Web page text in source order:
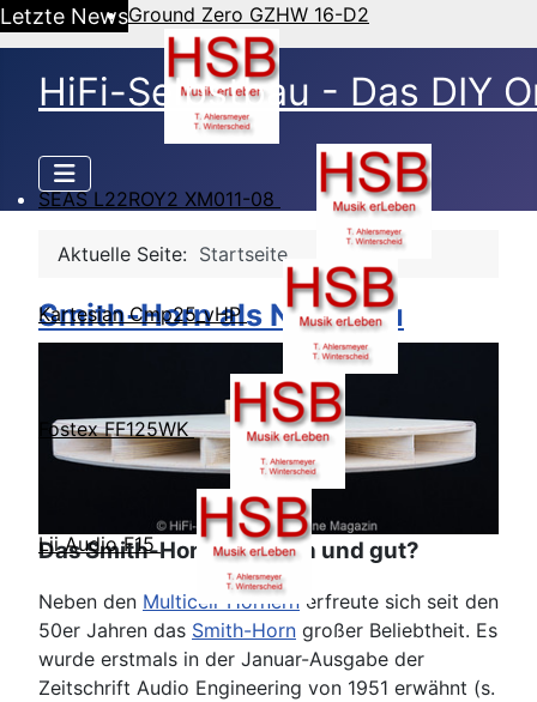
Letzte NewsGround Zero GZHW 16-D2
SEAS L22ROY2 XM011-08
Kartesian Cmp25_vHP
Fostex FF125WK
Lii Audio F15
HiFi-Selbstbau - Das DIY
Aktuelle Seite: Startseite
Smith-Horn als Nachbau
Das Smith-Horn - einfach und gut?
Neben den Multicell-Hörnern erfreute sich seit den
50er Jahren das Smith-Horn großer Beliebtheit. Es
wurde erstmals in der Januar-Ausgabe der
Zeitschrift Audio Engineering von 1951 erwähnt (s.